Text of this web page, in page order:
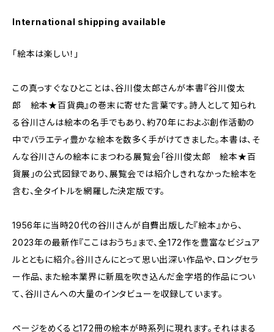
International shipping available
「絵本は楽しい！」
この真っすぐなひとことは、谷川俊太郎さんが本書『谷川俊太
郎 絵本★百貨典』の巻末に寄せた言葉です。詩人として知られ
る谷川さんは絵本の名手でもあり、約70年におよぶ創作活動の
中でバラエティ豊かな絵本を数多く手がけてきました。本書は、そ
んな谷川さんの絵本にまつわる展覧会「谷川俊太郎 絵本★百
貨展」の公式図録であり、展覧会では紹介しきれなかった絵本を
含む、全タイトルを網羅した決定版です。
1956年に当時20代の谷川さんが自費出版した『絵本』から、
2023年の最新作『ここはおうち』まで、全172作を豊富なビジュア
ルとともに紹介。谷川さんにとって思い出深い作品や、ロングセラ
ー作品、また絵本業界に新風を吹き込んだ金字塔的作品につい
て、谷川さんへの大量のインタビューを収録しています。
ページをめくると172冊の絵本が時系列に現れます。それはまる